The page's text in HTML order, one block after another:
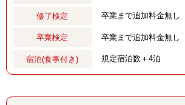
修了検定 卒業まで追加料金無し
卒業検定 卒業まで追加料金無し
宿泊(食事付き) 規定宿泊数＋4泊